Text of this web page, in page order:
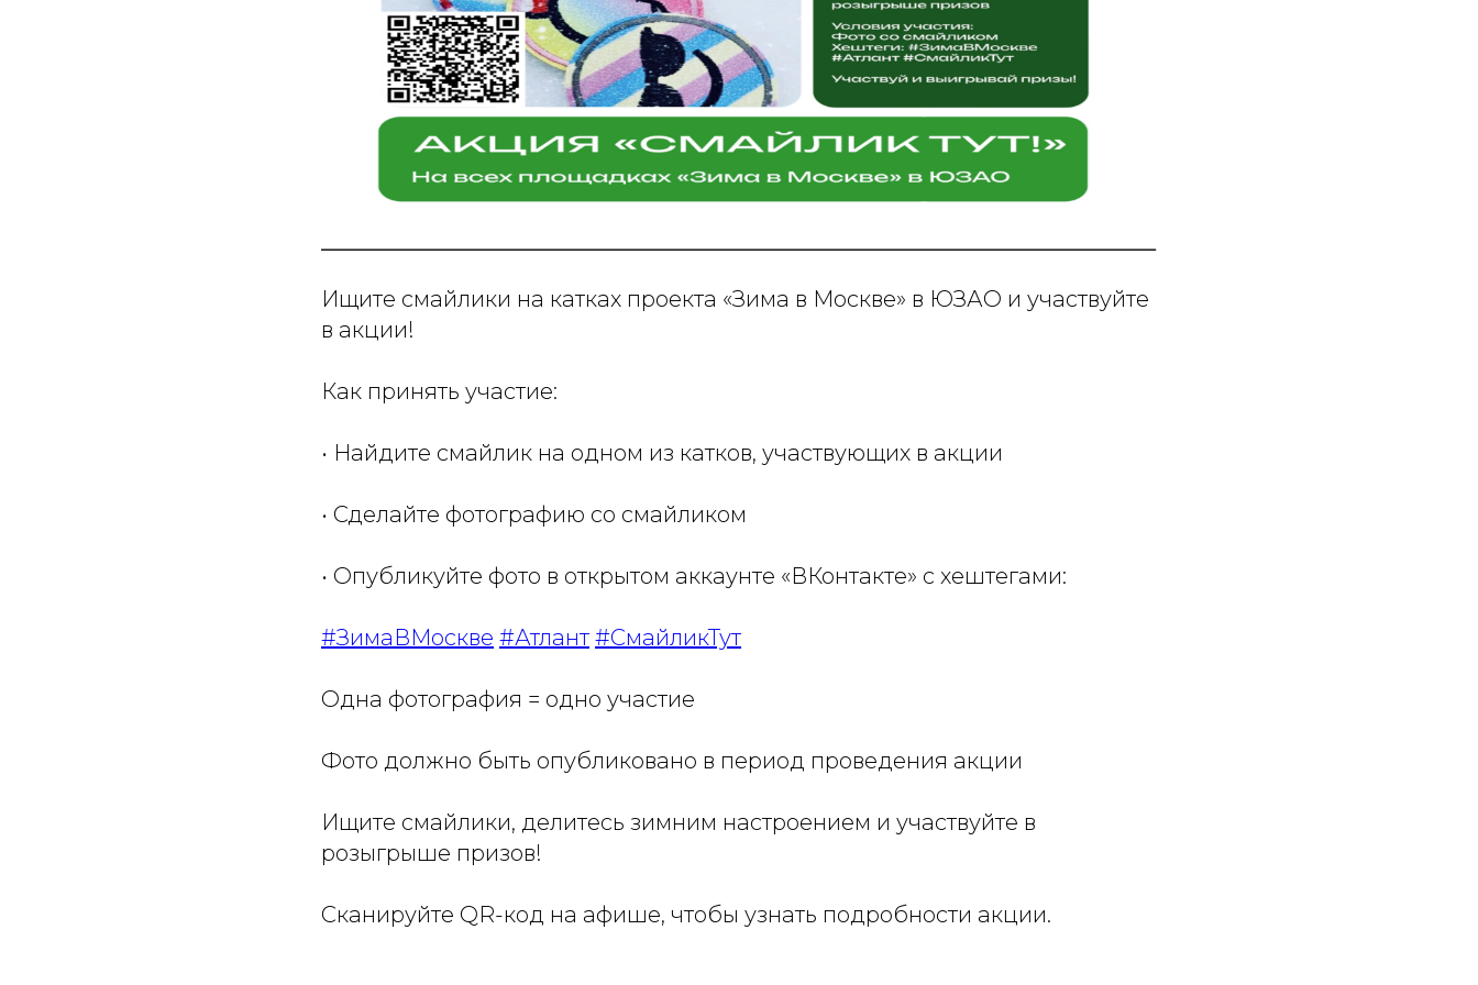
Ищите смайлики на катках проекта «Зима в Москве» в ЮЗАО и участвуйте
в акции!
Как принять участие:
• Найдите смайлик на одном из катков, участвующих в акции
• Сделайте фотографию со смайликом
• Опубликуйте фото в открытом аккаунте «ВКонтакте» с хештегами:
#ЗимаВМоскве #Атлант #СмайликТут
Одна фотография = одно участие
Фото должно быть опубликовано в период проведения акции
Ищите смайлики, делитесь зимним настроением и участвуйте в
розыгрыше призов!
Сканируйте QR-код на афише, чтобы узнать подробности акции.